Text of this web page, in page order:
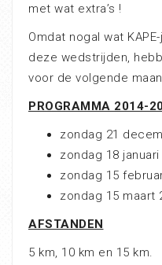
met wat extra’s !
Omdat nogal wat
deze wedstrijden,
voor de volgende
PROGRAMMA 2014-
zondag 21
zondag 18 januari
zondag 15
zondag 15 maart
AFSTANDEN
5 km, 10 km en 15 km.